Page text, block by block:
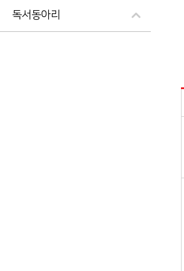
독서동아리
도서관행사>행사일정 게시판의 (2026년 08월) 달력형태로 일정명, 일정내용을 제공합니다.